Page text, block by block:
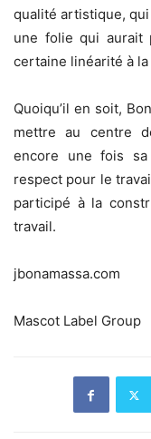
qualité artistique,
une folie qui aurait
certaine linéarité à
Quoiqu’il en soit,
mettre au centre
encore une fois sa
respect pour le
participé à la
travail.
jbonamassa.com
Mascot Label Group